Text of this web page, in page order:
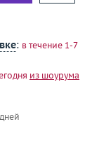
: в течение 1-7
из шоурума